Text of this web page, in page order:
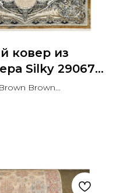
ковер из
Silky 29067A
Brown